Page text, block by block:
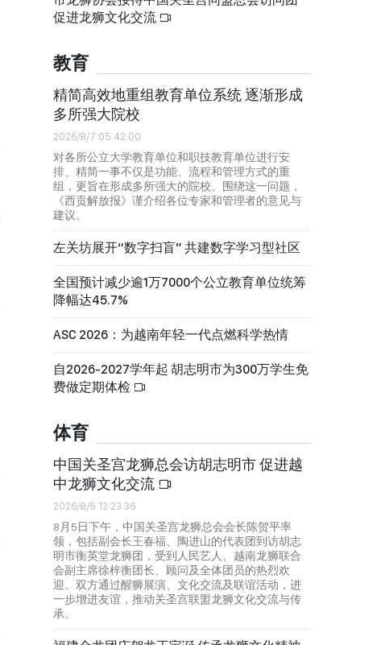
促进龙狮文化交流
教育
精简高效地重组教育单位系统 逐渐形成
多所强大院校
2026/8/7 05:42:00
对各所公立大学教育单位和职技教育单位进行安
排、精简一事不仅是功能、流程和管理方式的重
组，更旨在形成多所强大的院校。围绕这一问题，
《西贡解放报》谨介绍各位专家和管理者的意见与
建议。
左关坊展开“数字扫盲” 共建数字学习型社区
全国预计减少逾1万7000个公立教育单位统筹
降幅达45.7%
ASC 2026：为越南年轻一代点燃科学热情
自2026-2027学年起 胡志明市为300万学生免
费做定期体检
体育
中国关圣宫龙狮总会访胡志明市 促进越
中龙狮文化交流
2026/8/5 12:23:36
8月5日下午，中国关圣宫龙狮总会会长陈贺平率
领，包括副会长王春福、陶进山的代表团到访胡志
明市衡英堂龙狮团，受到人民艺人、越南龙狮联合
会副主席徐梓衡团长、顾问及全体团员的热烈欢
迎。双方通过醒狮展演、文化交流及联谊活动，进
一步增进友谊，推动关圣宫联盟龙狮文化交流与传
承。